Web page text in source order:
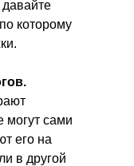
давайте
которому
могут сами
его на
в другой